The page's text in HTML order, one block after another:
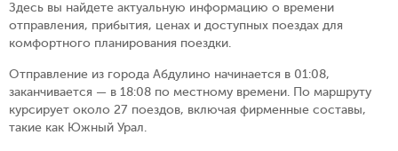
Здесь вы найдете актуальную информацию о времени
отправления, прибытия, ценах и доступных поездах для
комфортного планирования поездки.
Отправление из города Абдулино начинается в 01:08,
заканчивается — в 18:08 по местному времени. По маршруту
курсирует около 27 поездов, включая фирменные составы,
такие как Южный Урал.